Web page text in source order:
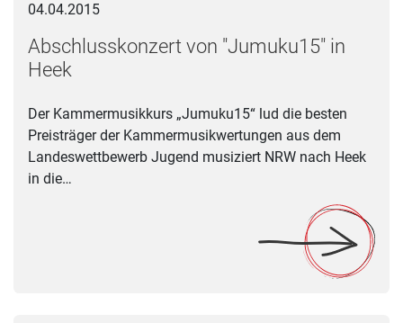
04.04.2015
Abschlusskonzert von "Jumuku15" in
Heek
Der Kammermusikkurs „Jumuku15“ lud die besten
Preisträger der Kammermusikwertungen aus dem
Landeswettbewerb Jugend musiziert NRW nach Heek
in die…